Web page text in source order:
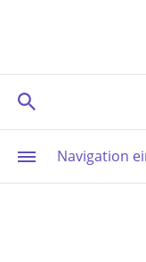
Navigation